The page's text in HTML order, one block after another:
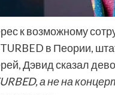
к возможному
в Пеории,
Дэвид сказал
а не на